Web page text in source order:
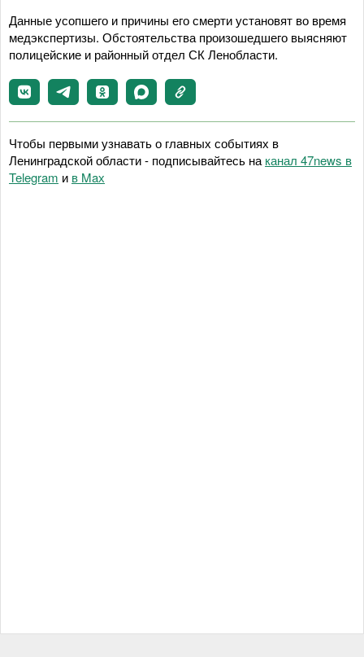
Данные усопшего и причины его смерти установят во время
медэкспертизы. Обстоятельства произошедшего выясняют
полицейские и районный отдел СК Ленобласти.
Чтобы первыми узнавать о главных событиях в
Ленинградской области - подписывайтесь на канал 47news в
Telegram и в Maх